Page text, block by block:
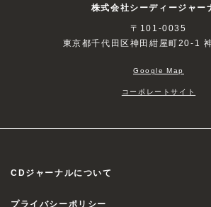
株式会社シーディージャー
〒101-0035
東京都千代田区神田紺屋町20-1
Google Map
コーポレートサイト
CDジャーナルについて
プライバシーポリシー